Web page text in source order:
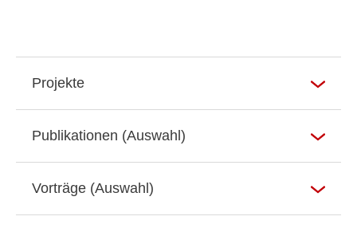
Projekte
Publikationen (Auswahl)
Vorträge (Auswahl)